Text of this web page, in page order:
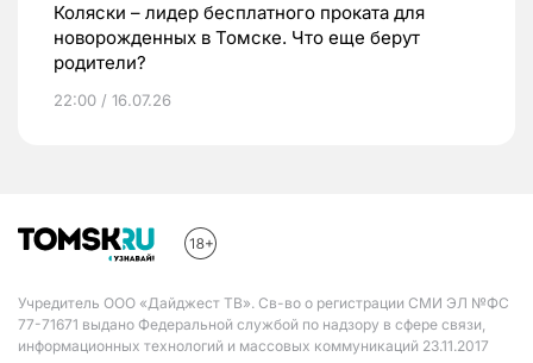
Коляски – лидер бесплатного проката для
новорожденных в Томске. Что еще берут
родители?
22:00 / 16.07.26
Учредитель ООО «Дайджест ТВ». Св-во о регистрации СМИ ЭЛ №ФС
77-71671 выдано Федеральной службой по надзору в сфере связи,
информационных технологий и массовых коммуникаций 23.11.2017